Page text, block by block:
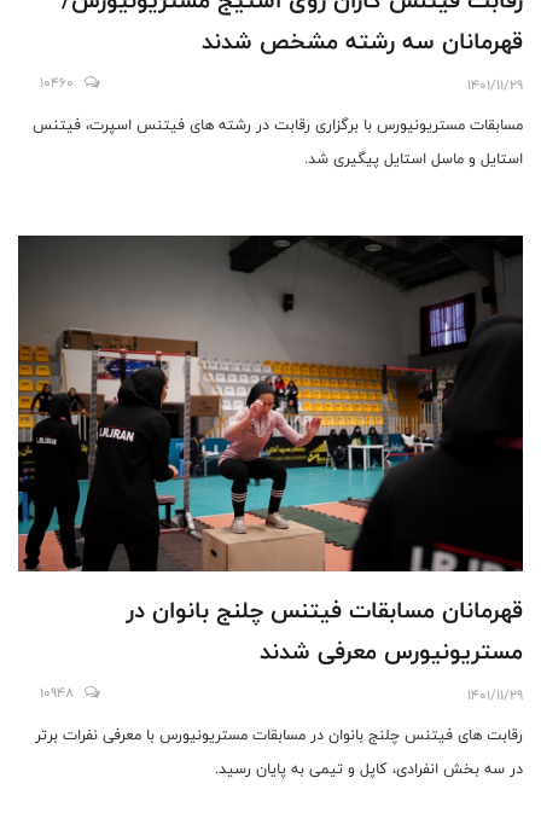
قهرمانان سه رشته مشخص شدند
1401/11/29
10460
مسابقات مستريونيورس با برگزارى رقابت در رشته هاى فيتنس اسپرت، فيتنس
استايل و ماسل استايل پيگيرى شد.
قهرمانان مسابقات فیتنس چلنج بانوان در
مستریونیورس معرفی شدند
1401/11/29
10948
رقابت های فیتنس چلنج بانوان در مسابقات مستریونیورس با معرفی نفرات برتر
در سه بخش انفرادی، کاپل و تیمی به پایان رسید.